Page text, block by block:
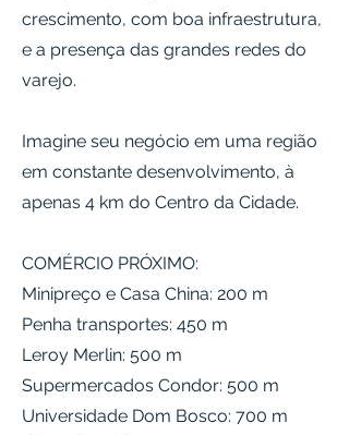
crescimento, com boa infraestrutura,
e a presença das grandes redes do
varejo.
Imagine seu negócio em uma região
em constante desenvolvimento, à
apenas 4 km do Centro da Cidade.
COMÉRCIO PRÓXIMO:
Minipreço e Casa China: 200 m
Penha transportes: 450 m
Leroy Merlin: 500 m
Supermercados Condor: 500 m
Universidade Dom Bosco: 700 m